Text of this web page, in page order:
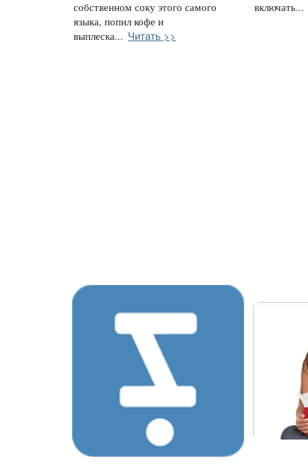
собственном соку этого самого
языка, попил кофе и
выплеска... Читать >>
включать...